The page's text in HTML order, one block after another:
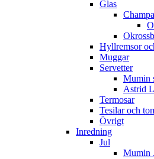
Glas
Hyllremsor
Muggar
Servetter
Mumin
Astrid
Termosar
Tesilar och
Övrigt
Inredning
Jul
Mumin